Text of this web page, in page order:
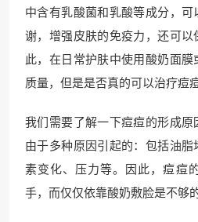
中含有乳酸菌和乳酸等成分，
谢，增强皮肤的免疫力，还可
此，在日常护肤中使用酸奶面
质量，但是是否真的可以治疗痘
我们需要了解一下痘痘的形成
由于多种原因引起的：包括油
素变化、压力等。因此，痘痘
手，而仅仅依靠酸奶敷脸是不够的